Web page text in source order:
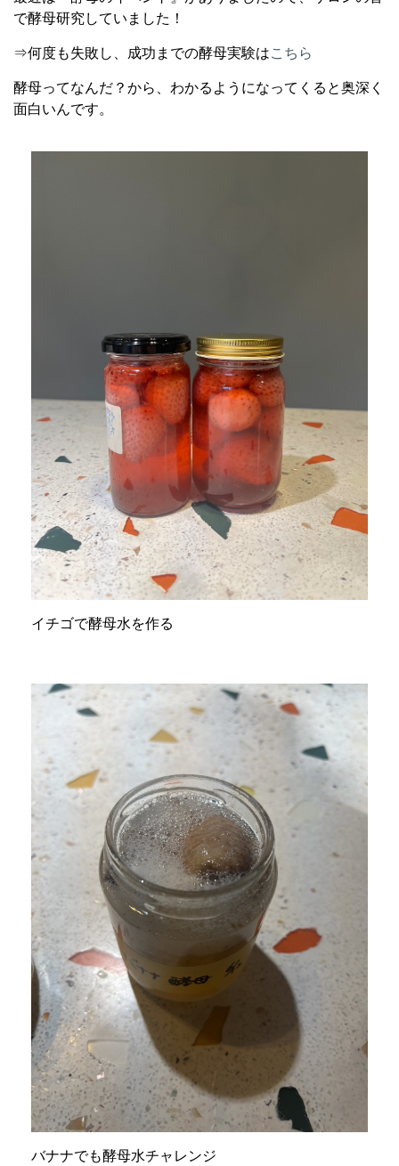
で酵母研究していました！
⇒何度も失敗し、成功までの酵母実験はこちら
酵母ってなんだ？から、わかるようになってくると奥深く
面白いんです。
イチゴで酵母水を作る
バナナでも酵母水チャレンジ